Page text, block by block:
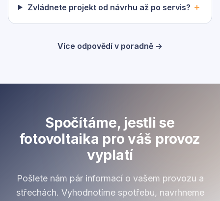
Zvládnete projekt od návrhu až po servis?
Více odpovědí v poradně →
Spočítáme, jestli se
fotovoltaika pro váš provoz
vyplatí
Pošlete nám pár informací o vašem provozu a
střechách. Vyhodnotíme spotřebu, navrhneme